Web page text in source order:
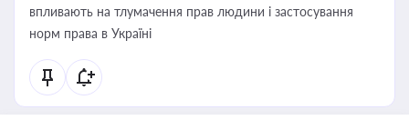
впливають на тлумачення прав людини і застосування
норм права в Україні